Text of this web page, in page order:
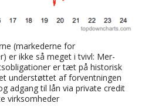
(markederne for
er ikke så meget i tvivl: Mer-
er tæt på historisk
understøttet af forventningen
adgang til lån via private credit
virksomheder